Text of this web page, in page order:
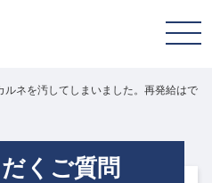
ルネを汚してしまいました。再発給はで
くご質問